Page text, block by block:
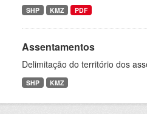
SHP KMZ PDF
Assentamentos
Delimitação do território dos
SHP KMZ